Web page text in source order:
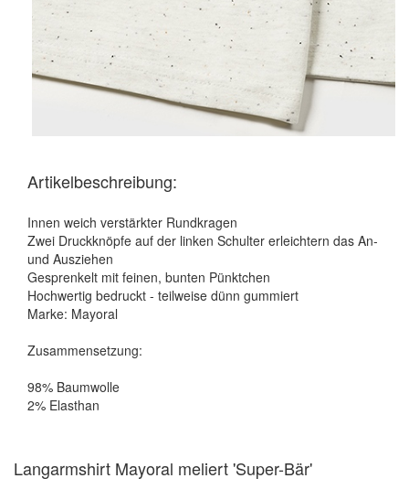
Artikelbeschreibung:
Innen weich verstärkter Rundkragen
Zwei Druckknöpfe auf der linken Schulter erleichtern das An-
und Ausziehen
Gesprenkelt mit feinen, bunten Pünktchen
Hochwertig bedruckt - teilweise dünn gummiert
Marke: Mayoral
Zusammensetzung:
98% Baumwolle
2% Elasthan
Langarmshirt Mayoral meliert 'Super-Bär'